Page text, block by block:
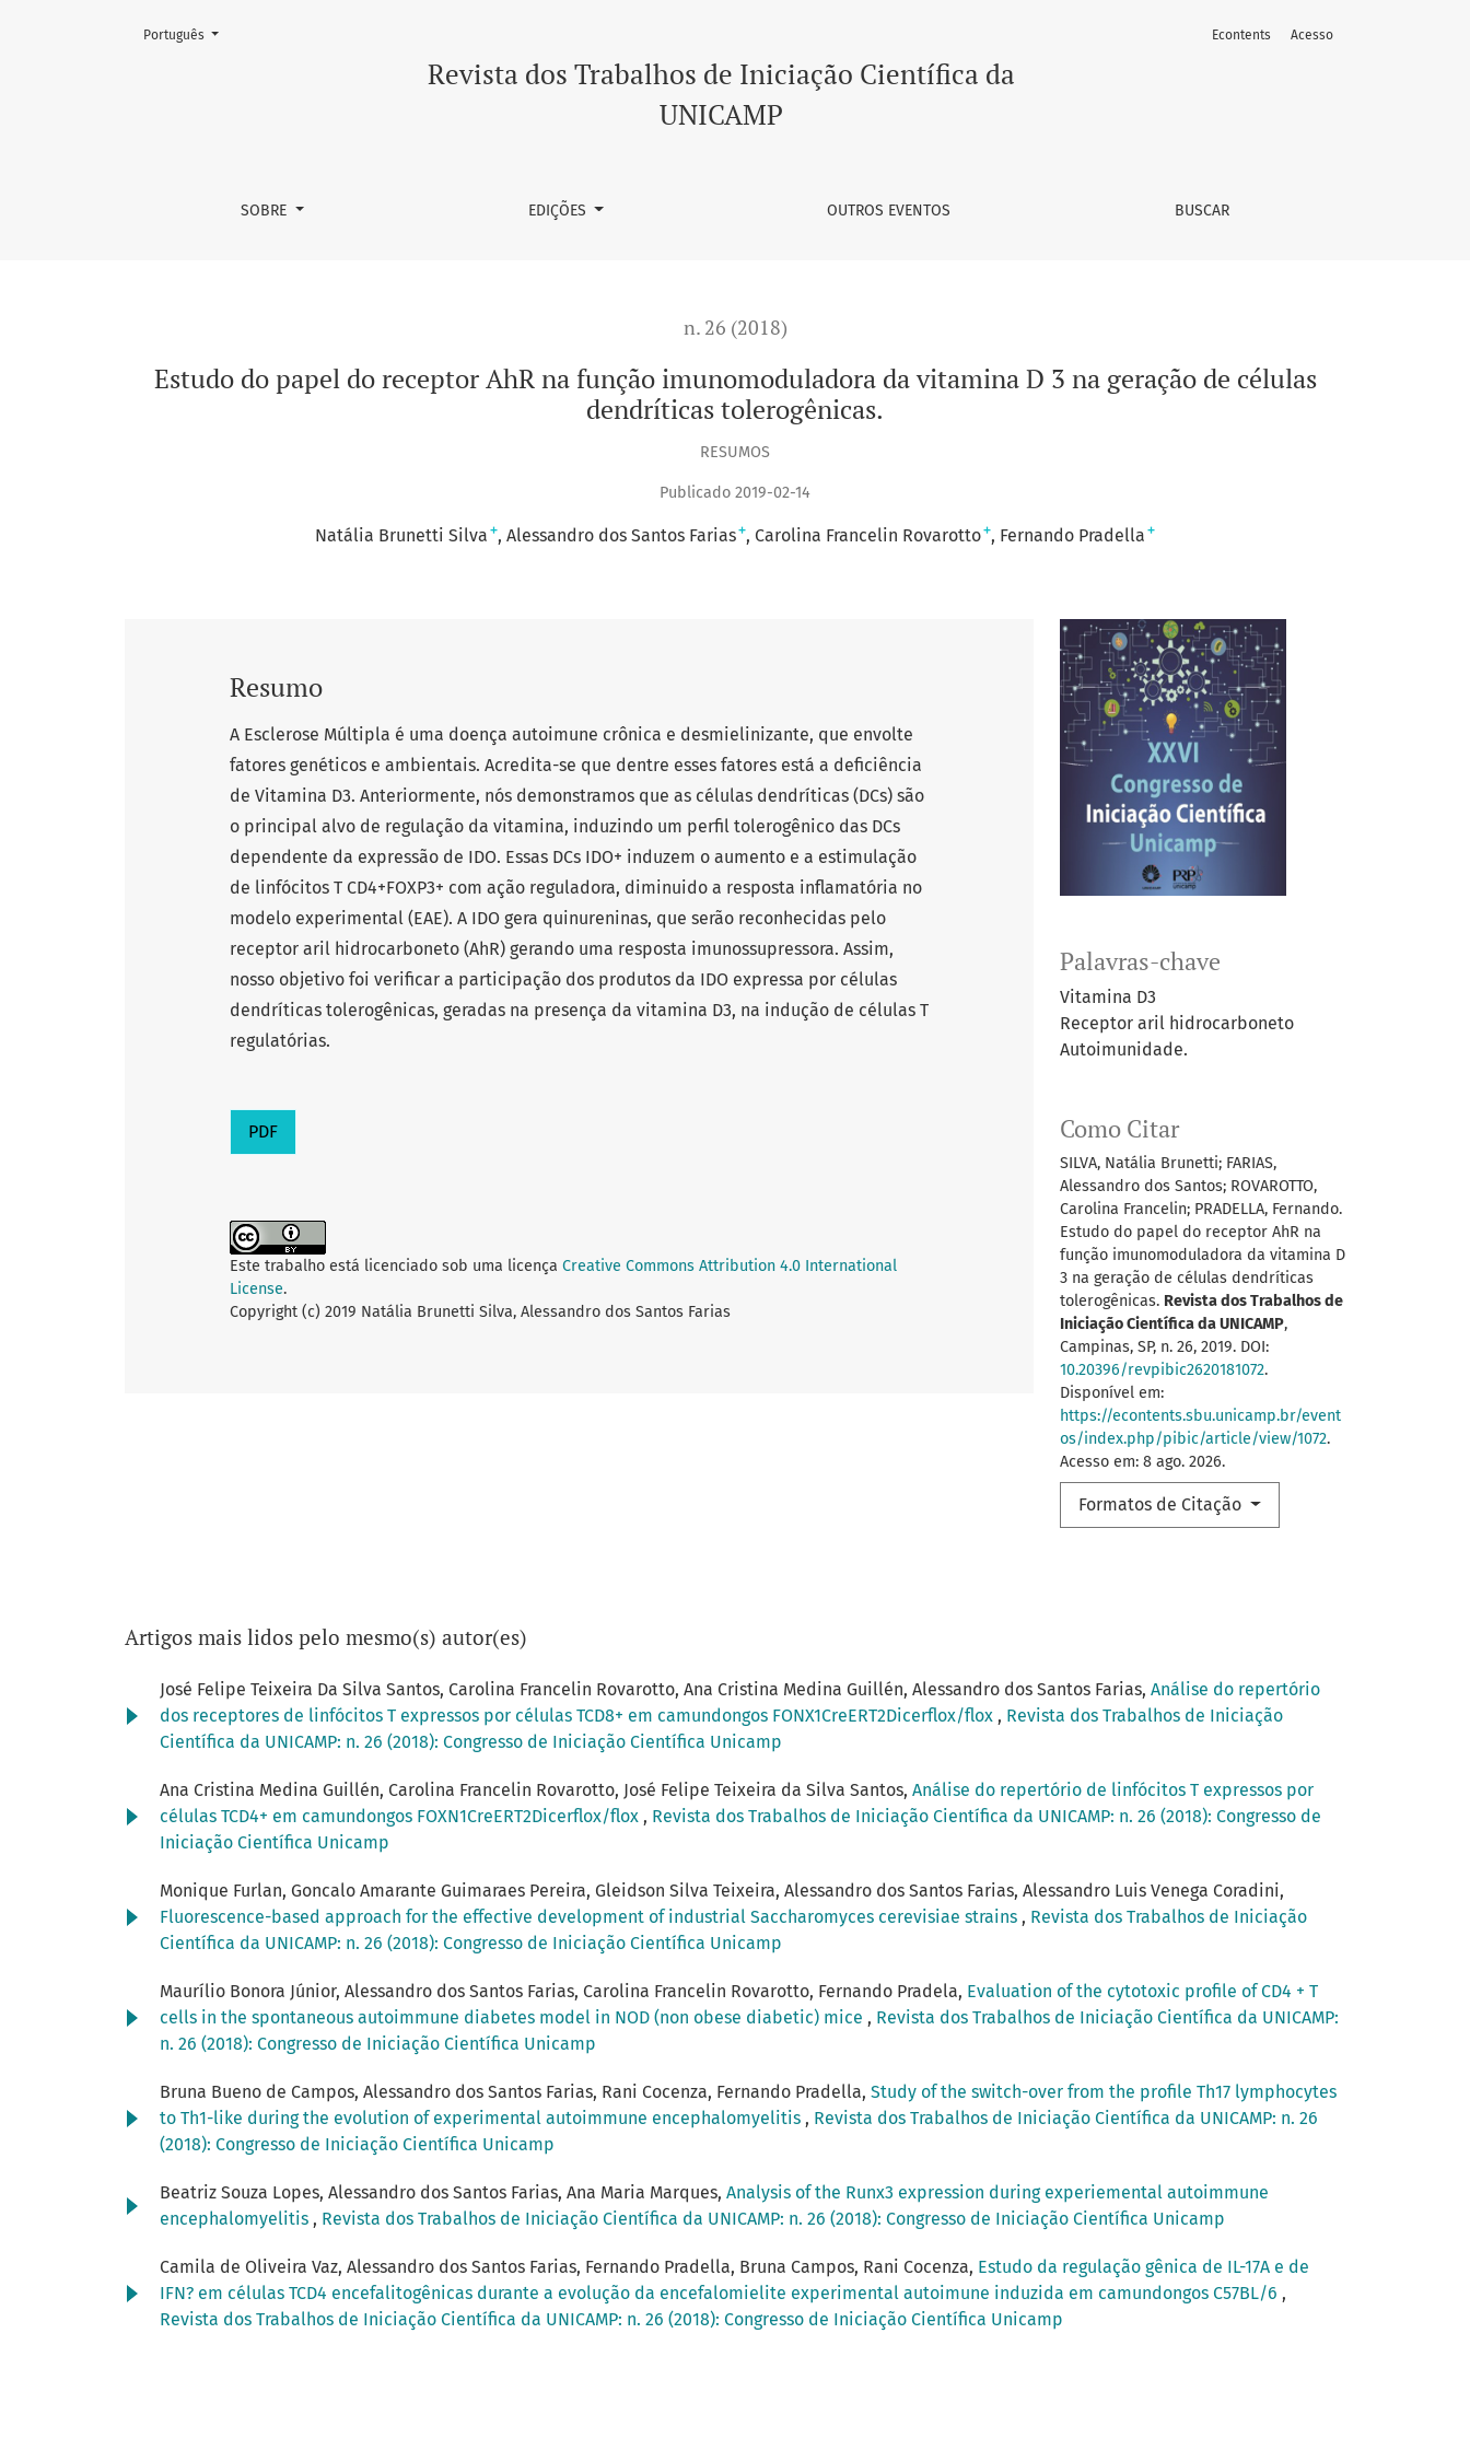
Estudo do papel do receptor AhR na função imunomoduladora da vitamina D 3 na geração de células dendríticas tolerogênicas.
Revista dos Trabalhos de Iniciação Científica da
UNICAMP
SOBRE EDIÇÕES OUTROS EVENTOS BUSCAR
Econtents Acesso
Mudar o idioma. O atual é:
Português
n. 26 (2018)
Estudo do papel do receptor AhR na função imunomoduladora da vitamina D 3 na geração de células
dendríticas tolerogênicas.
RESUMOS
Publicado 2019-02-14
Natália Brunetti Silva + Alessandro dos Santos Farias+ Carolina Francelin Rovarotto+ Fernando Pradella +
Palavras-chave
Vitamina D3
Receptor aril hidrocarboneto
Autoimunidade.
Como Citar
SILVA, Natália Brunetti; FARIAS,
Alessandro dos Santos; ROVAROTTO,
Carolina Francelin; PRADELLA, Fernando.
Estudo do papel do receptor AhR na
função imunomoduladora da vitamina D
3 na geração de células dendríticas
tolerogênicas. Revista dos Trabalhos de
Iniciação Científica da UNICAMP,
Campinas, SP, n. 26, 2019. DOI:
10.20396/revpibic2620181072.
Disponível em:
https://econtents.sbu.unicamp.br/event
os/index.php/pibic/article/view/1072.
Acesso em: 8 ago. 2026.
Formatos de Citação
Resumo
A Esclerose Múltipla é uma doença autoimune crônica e desmielinizante, que envolte
fatores genéticos e ambientais. Acredita-se que dentre esses fatores está a deficiência
de Vitamina D3. Anteriormente, nós demonstramos que as células dendríticas (DCs) são
o principal alvo de regulação da vitamina, induzindo um perfil tolerogênico das DCs
dependente da expressão de IDO. Essas DCs IDO+ induzem o aumento e a estimulação
de linfócitos T CD4+FOXP3+ com ação reguladora, diminuido a resposta inflamatória no
modelo experimental (EAE). A IDO gera quinureninas, que serão reconhecidas pelo
receptor aril hidrocarboneto (AhR) gerando uma resposta imunossupressora. Assim,
nosso objetivo foi verificar a participação dos produtos da IDO expressa por células
dendríticas tolerogênicas, geradas na presença da vitamina D3, na indução de células T
regulatórias.
PDF
Este trabalho está licenciado sob uma licença Creative Commons Attribution 4.0 International
License.
Copyright (c) 2019 Natália Brunetti Silva, Alessandro dos Santos Farias
Artigos mais lidos pelo mesmo(s) autor(es)
José Felipe Teixeira Da Silva Santos, Carolina Francelin Rovarotto, Ana Cristina Medina Guillén, Alessandro dos Santos Farias, Análise do repertório
dos receptores de linfócitos T expressos por células TCD8+ em camundongos FONX1CreERT2Dicerflox/flox , Revista dos Trabalhos de Iniciação
Científica da UNICAMP: n. 26 (2018): Congresso de Iniciação Científica Unicamp
Ana Cristina Medina Guillén, Carolina Francelin Rovarotto, José Felipe Teixeira da Silva Santos, Análise do repertório de linfócitos T expressos por
células TCD4+ em camundongos FOXN1CreERT2Dicerflox/flox , Revista dos Trabalhos de Iniciação Científica da UNICAMP: n. 26 (2018): Congresso de
Iniciação Científica Unicamp
Monique Furlan, Goncalo Amarante Guimaraes Pereira, Gleidson Silva Teixeira, Alessandro dos Santos Farias, Alessandro Luis Venega Coradini,
Fluorescence-based approach for the effective development of industrial Saccharomyces cerevisiae strains , Revista dos Trabalhos de Iniciação
Científica da UNICAMP: n. 26 (2018): Congresso de Iniciação Científica Unicamp
Maurílio Bonora Júnior, Alessandro dos Santos Farias, Carolina Francelin Rovarotto, Fernando Pradela, Evaluation of the cytotoxic profile of CD4 + T
cells in the spontaneous autoimmune diabetes model in NOD (non obese diabetic) mice , Revista dos Trabalhos de Iniciação Científica da UNICAMP:
n. 26 (2018): Congresso de Iniciação Científica Unicamp
Bruna Bueno de Campos, Alessandro dos Santos Farias, Rani Cocenza, Fernando Pradella, Study of the switch-over from the profile Th17 lymphocytes
to Th1-like during the evolution of experimental autoimmune encephalomyelitis , Revista dos Trabalhos de Iniciação Científica da UNICAMP: n. 26
(2018): Congresso de Iniciação Científica Unicamp
Beatriz Souza Lopes, Alessandro dos Santos Farias, Ana Maria Marques, Analysis of the Runx3 expression during experiemental autoimmune
encephalomyelitis , Revista dos Trabalhos de Iniciação Científica da UNICAMP: n. 26 (2018): Congresso de Iniciação Científica Unicamp
Camila de Oliveira Vaz, Alessandro dos Santos Farias, Fernando Pradella, Bruna Campos, Rani Cocenza, Estudo da regulação gênica de IL-17A e de
IFN? em células TCD4 encefalitogênicas durante a evolução da encefalomielite experimental autoimune induzida em camundongos C57BL/6 ,
Revista dos Trabalhos de Iniciação Científica da UNICAMP: n. 26 (2018): Congresso de Iniciação Científica Unicamp